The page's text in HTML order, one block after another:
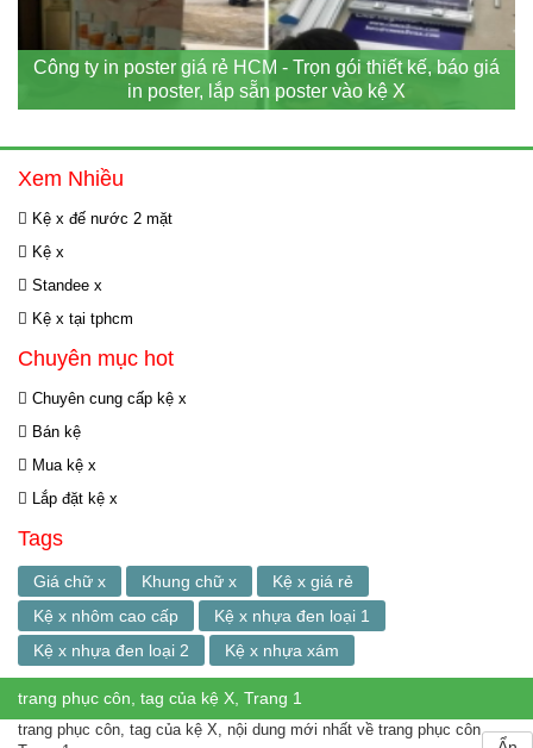
Công ty in poster giá rẻ HCM - Trọn gói thiết kế, báo giá
in poster, lắp sẵn poster vào kệ X
Xem Nhiều
Kệ x đế nước 2 mặt
Kệ x
Standee x
Kệ x tại tphcm
Chuyên mục hot
Chuyên cung cấp kệ x
Bán kệ
Mua kệ x
Lắp đặt kệ x
Tags
Giá chữ x Khung chữ x
Kệ x giá rẻ
Kệ x nhôm cao cấp
Kệ x nhựa đen loại 1
Kệ x nhựa đen loại 2
Kệ x nhựa xám
trang phục côn, tag của kệ X, Trang 1
trang phục côn, tag của kệ X, nội dung mới nhất về trang phục côn,